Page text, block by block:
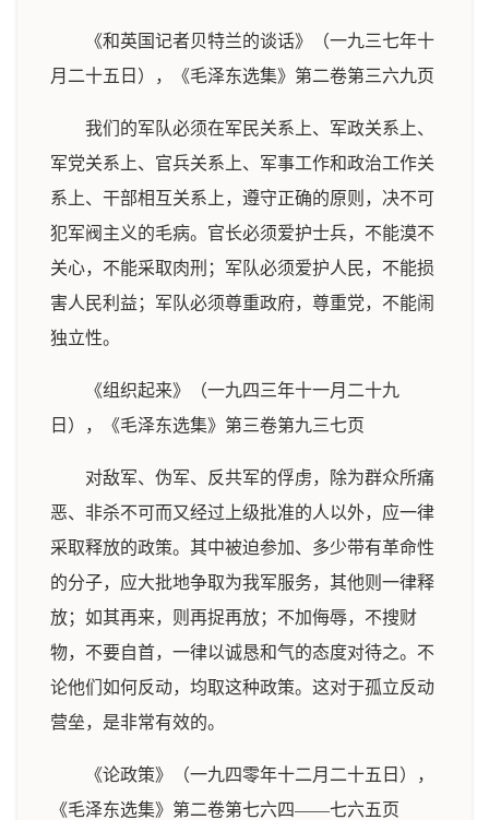
《和英国记者贝特兰的谈话》（一九三七年十
月二十五日），《毛泽东选集》第二卷第三六九页
我们的军队必须在军民关系上、军政关系上、
军党关系上、官兵关系上、军事工作和政治工作关
系上、干部相互关系上，遵守正确的原则，决不可
犯军阀主义的毛病。官长必须爱护士兵，不能漠不
关心，不能采取肉刑；军队必须爱护人民，不能损
害人民利益；军队必须尊重政府，尊重党，不能闹
独立性。
《组织起来》（一九四三年十一月二十九
日），《毛泽东选集》第三卷第九三七页
对敌军、伪军、反共军的俘虏，除为群众所痛
恶、非杀不可而又经过上级批准的人以外，应一律
采取释放的政策。其中被迫参加、多少带有革命性
的分子，应大批地争取为我军服务，其他则一律释
放；如其再来，则再捉再放；不加侮辱，不搜财
物，不要自首，一律以诚恳和气的态度对待之。不
论他们如何反动，均取这种政策。这对于孤立反动
营垒，是非常有效的。
《论政策》（一九四零年十二月二十五日），
《毛泽东选集》第二卷第七六四——七六五页